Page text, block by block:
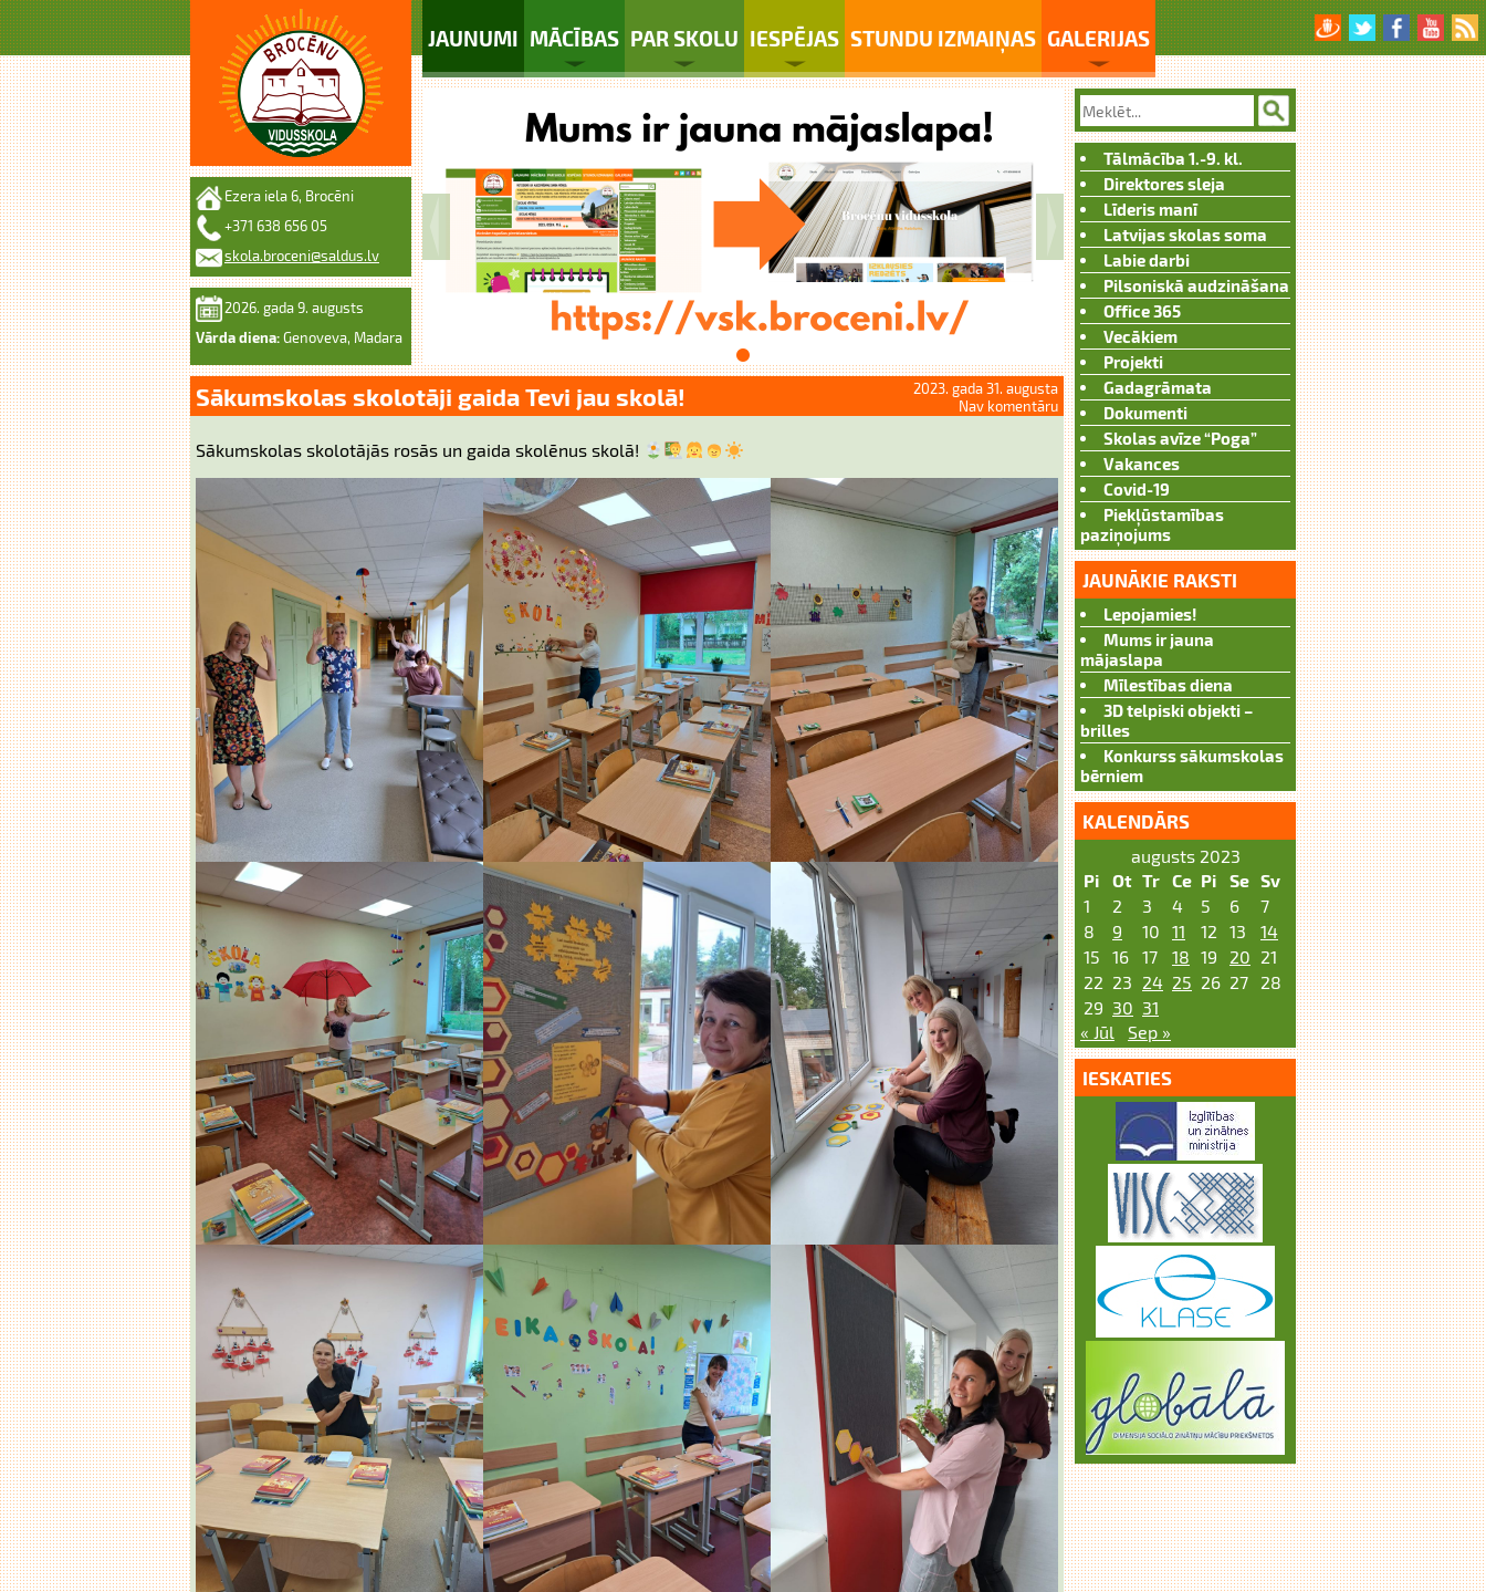
JAUNUMI MĀCĪBAS PAR SKOLU IESPĒJAS STUNDU IZMAIŅAS GALERIJAS
Ezera iela 6, Brocēni
+371 638 656 05
skola.broceni@saldus.lv
2026. gada 9. augusts
Vārda diena: Genoveva, Madara
Sākumskolas skolotāji gaida Tevi jau skolā!
2023. gada 31. augusta
Nav komentāru
Sākumskolas skolotājās rosās un gaida skolēnus skolā!
Tālmācība 1.-9. kl.
Direktores sleja
Līderis manī
Latvijas skolas soma
Labie darbi
Pilsoniskā audzināšana
Office 365
Vecākiem
Projekti
Gadagrāmata
Dokumenti
Skolas avīze “Poga”
Vakances
Covid-19
Piekļūstamības
paziņojums
JAUNĀKIE RAKSTI
Lepojamies!
Mums ir jauna
mājaslapa
Mīlestības diena
3D telpiski objekti –
brilles
Konkurss sākumskolas
bērniem
KALENDĀRS
augusts 2023
Pi
Ot Tr Ce Pi Se Sv
1
2 3 4 5 6
7
8
9 10 11 12 13
14
15
16 17 18 19 20 21
22 23 24 25 26 27
28
29 30 31
« Jūl
Sep »
IESKATIES